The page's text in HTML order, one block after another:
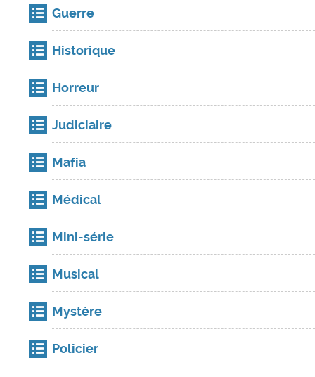
Guerre
Historique
Horreur
Judiciaire
Mafia
Médical
Mini-série
Musical
Mystère
Policier